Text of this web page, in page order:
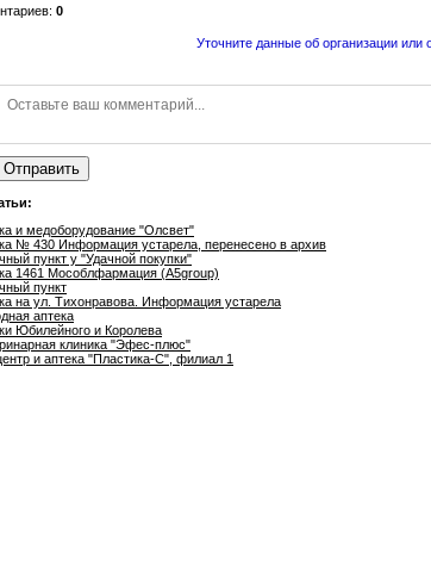
0
Уточните данные об организации или
Отправить
и медоборудование "Олсвет"
№ 430 Информация устарела, перенесено в архив
пункт у "Удачной покупки"
1461 Мособлфармация (A5group)
пункт
на ул. Тихонравова. Информация устарела
аптека
Юбилейного и Королева
клиника "Эфес-плюс"
и аптека "Пластика-С", филиал 1